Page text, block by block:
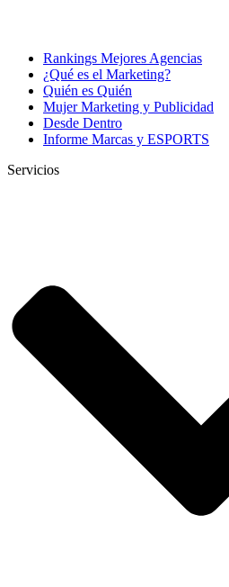
Rankings Mejores Agencias
¿Qué es el Marketing?
Quién es Quién
Mujer Marketing y Publicidad
Desde Dentro
Informe Marcas y ESPORTS
Servicios